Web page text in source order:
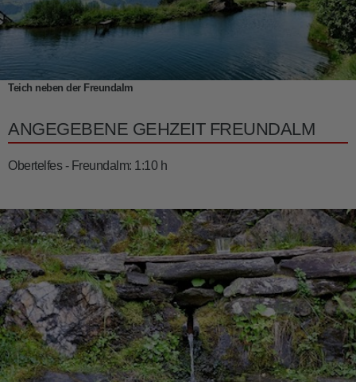
Teich neben der Freundalm
ANGEGEBENE GEHZEIT FREUNDALM
Obertelfes - Freundalm: 1:10 h